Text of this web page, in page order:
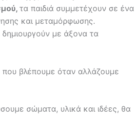
τα παιδιά συμμετέχουν σε ένα
και μεταμόρφωσης.
με άξονα τα
βλέπουμε όταν αλλάζουμε
σώματα, υλικά και ιδέες, θα